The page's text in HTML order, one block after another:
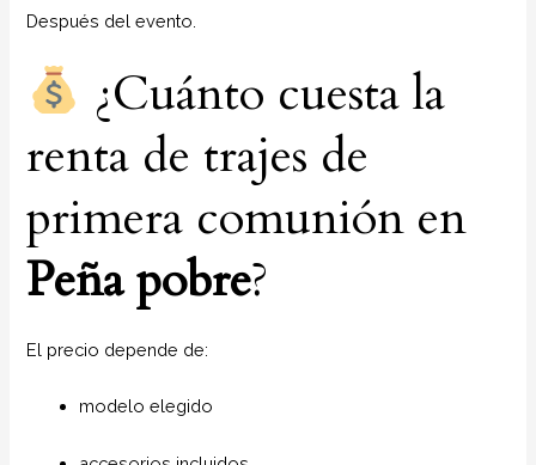
Después del evento.
¿Cuánto cuesta la
renta de trajes de
primera comunión en
Peña pobre?
El precio depende de:
modelo elegido